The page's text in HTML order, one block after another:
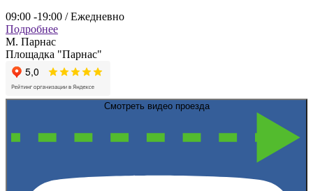
09:00 -19:00 / Ежедневно
Подробнее
М. Парнас
Площадка "Парнас"
Смотреть видео проезда